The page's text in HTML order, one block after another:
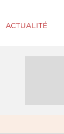
ACTUALITÉ